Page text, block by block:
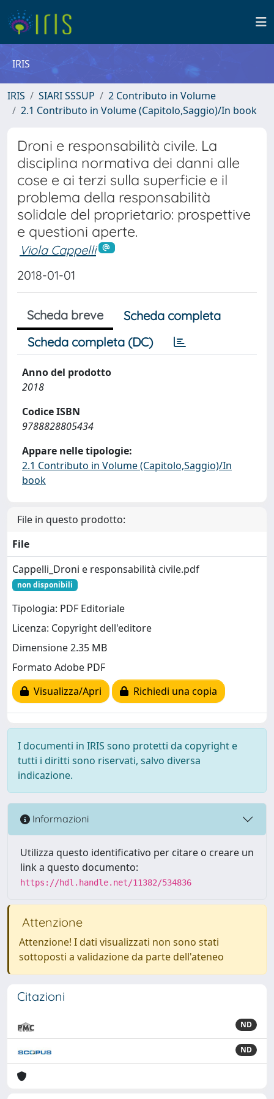
IRIS
IRIS SIARI SSSUP
2 Contributo in Volume
2.1 Contributo in Volume (Capitolo,Saggio)/In book
Droni e responsabilità civile. La
disciplina normativa dei danni alle
cose e ai terzi sulla superficie e il
problema della responsabilità
solidale del proprietario: prospettive
e questioni aperte.
Viola Cappelli
2018-01-01
Scheda breve
Scheda completa
Scheda completa (DC)
Anno del prodotto
2018
Codice ISBN
9788828805434
Appare nelle tipologie:
2.1 Contributo in Volume (Capitolo,Saggio)/In
book
File in questo prodotto:
File
Cappelli_Droni e responsabilità civile.pdf
non disponibili
Tipologia: PDF Editoriale
Licenza: Copyright dell'editore
Dimensione 2.35 MB
Formato Adobe PDF
Visualizza/Apri
Richiedi una copia
I documenti in IRIS sono protetti da copyright e
tutti i diritti sono riservati, salvo diversa
indicazione.
Informazioni
Utilizza questo identificativo per citare o creare un
link a questo documento:
https://hdl.handle.net/11382/534836
Attenzione
Attenzione! I dati visualizzati non sono stati
sottoposti a validazione da parte dell'ateneo
Citazioni
ND
ND